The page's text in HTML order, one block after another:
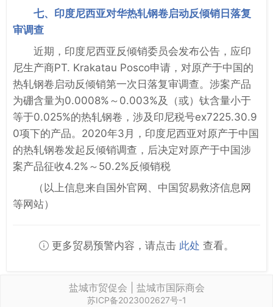
七、印度尼西亚对华热轧钢卷启动反倾销日落复
审调查
近期，印度尼西亚反倾销委员会发布公告，应印
尼生产商PT. Krakatau Posco申请，对原产于中国的
热轧钢卷启动反倾销第一次日落复审调查。涉案产品
为硼含量为0.0008%～0.003%及（或）钛含量小于
等于0.025%的热轧钢卷，涉及印尼税号ex7225.30.9
0项下的产品。2020年3月，印度尼西亚对原产于中国
的热轧钢卷发起反倾销调查，后决定对原产于中国涉
案产品征收4.2%～50.2%反倾销税
（以上信息来自国外官网、中国贸易救济信息网
等网站）
更多贸易预警内容，请点击 此处 查看。
盐城市贸促会 | 盐城市国际商会
苏ICP备2023002627号-1